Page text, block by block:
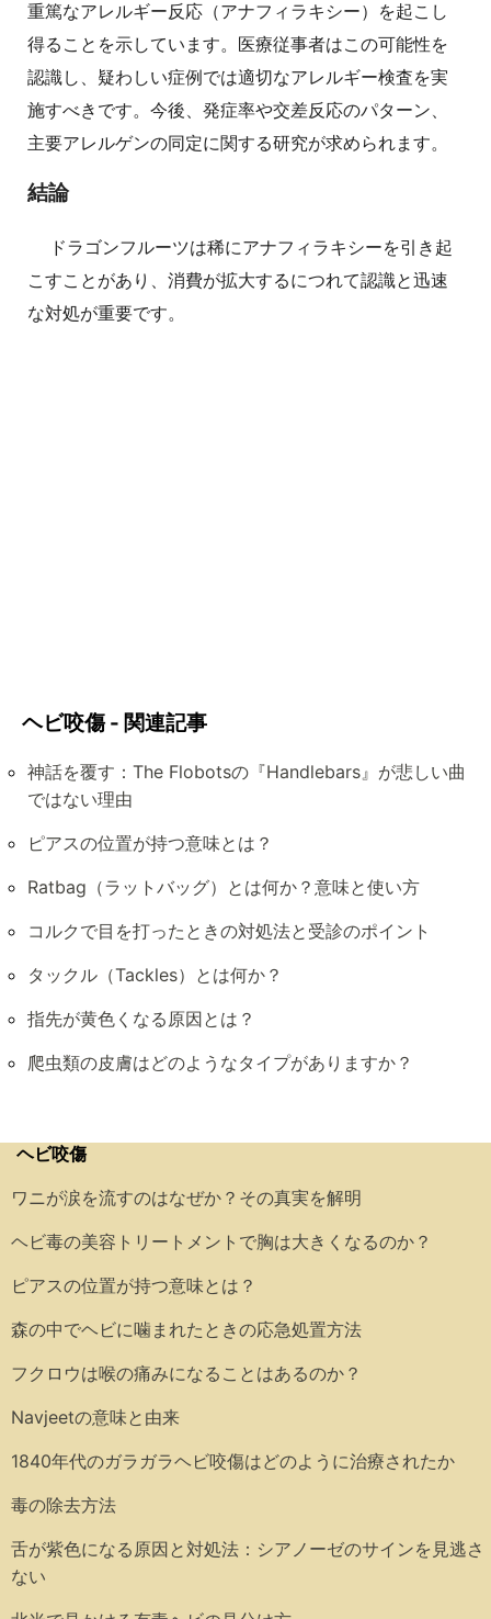
重篤なアレルギー反応（アナフィラキシー）を起こし
得ることを示しています。医療従事者はこの可能性を
認識し、疑わしい症例では適切なアレルギー検査を実
施すべきです。今後、発症率や交差反応のパターン、
主要アレルゲンの同定に関する研究が求められます。
結論
ドラゴンフルーツは稀にアナフィラキシーを引き起
こすことがあり、消費が拡大するにつれて認識と迅速
な対処が重要です。
ヘビ咬傷 - 関連記事
神話を覆す：The Flobotsの『Handlebars』が悲しい曲
ではない理由
ピアスの位置が持つ意味とは？
Ratbag（ラットバッグ）とは何か？意味と使い方
コルクで目を打ったときの対処法と受診のポイント
タックル（Tackles）とは何か？
指先が黄色くなる原因とは？
爬虫類の皮膚はどのようなタイプがありますか？
ヘビ咬傷
ワニが涙を流すのはなぜか？その真実を解明
ヘビ毒の美容トリートメントで胸は大きくなるのか？
ピアスの位置が持つ意味とは？
森の中でヘビに噛まれたときの応急処置方法
フクロウは喉の痛みになることはあるのか？
Navjeetの意味と由来
1840年代のガラガラヘビ咬傷はどのように治療されたか
毒の除去方法
舌が紫色になる原因と対処法：シアノーゼのサインを見逃さ
ない